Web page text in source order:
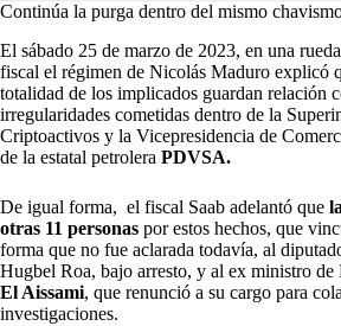
Continúa la purga dentro del mismo
El sábado 25 de marzo de 2023, en una
fiscal el régimen de Nicolás Maduro explicó
totalidad de los implicados guardan relación
irregularidades cometidas dentro de la
Criptoactivos y la Vicepresidencia de
de la estatal petrolera PDVSA.
De igual forma, el fiscal Saab adelantó que
otras 11 personas por estos hechos, que
forma que no fue aclarada todavía, al
Hugbel Roa, bajo arresto, y al ex ministro de
El Aissami, que renunció a su cargo para
investigaciones.